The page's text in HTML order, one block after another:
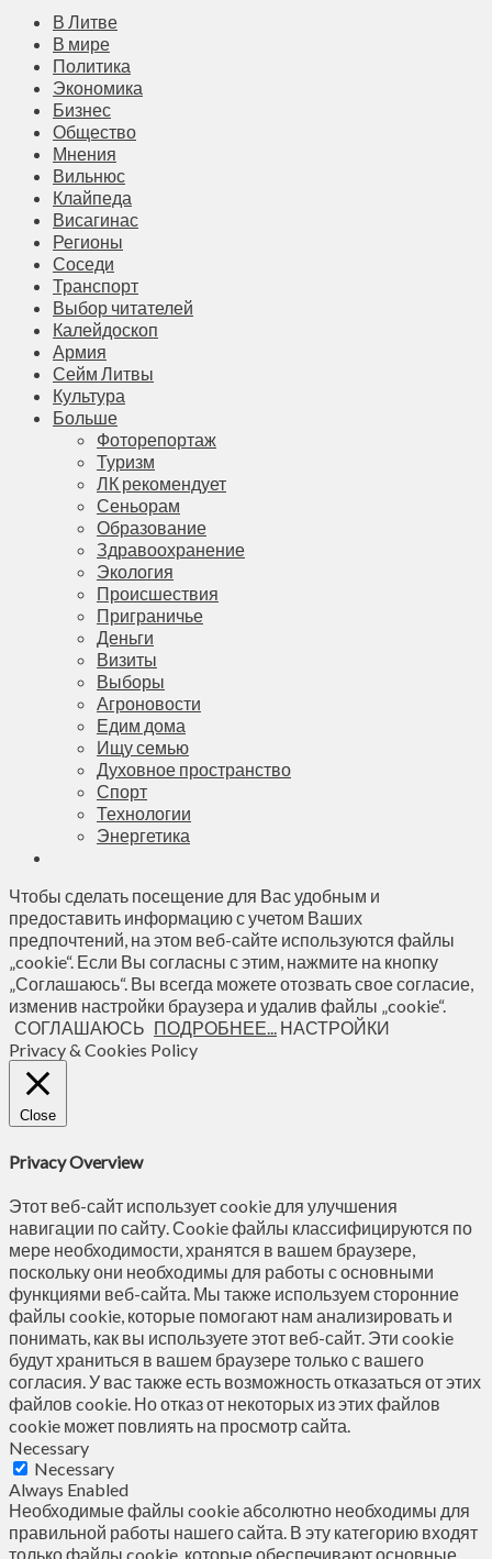
В Литве
В мире
Политика
Экономика
Бизнес
Общество
Мнения
Вильнюс
Клайпеда
Висагинас
Регионы
Соседи
Транспорт
Выбор читателей
Калейдоскоп
Армия
Сейм Литвы
Культура
Больше
Фоторепортаж
Туризм
ЛК рекомендует
Сеньорам
Образование
Здравоохранение
Экология
Происшествия
Приграничье
Деньги
Визиты
Выборы
Агроновости
Едим дома
Ищу семью
Духовное пространство
Спорт
Технологии
Энергетика
Чтобы сделать посещение для Вас удобным и
предоставить информацию с учетом Ваших
предпочтений, на этом веб-сайте используются файлы
„cookie“. Если Вы согласны с этим, нажмите на кнопку
„Соглашаюсь“. Вы всегда можете отозвать свое согласие,
изменив настройки браузера и удалив файлы „cookie“.
СОГЛАШАЮСЬ ПОДРОБНЕЕ... НАСТРОЙКИ
Privacy & Cookies Policy
Close
Privacy Overview
Этот веб-сайт использует cookie для улучшения
навигации по сайту. Сookie файлы классифицируются по
мере необходимости, хранятся в вашем браузере,
поскольку они необходимы для работы с основными
функциями веб-сайта. Мы также используем сторонние
файлы cookie, которые помогают нам анализировать и
понимать, как вы используете этот веб-сайт. Эти cookie
будут храниться в вашем браузере только с вашего
согласия. У вас также есть возможность отказаться от этих
файлов cookie. Но отказ от некоторых из этих файлов
cookie может повлиять на просмотр сайта.
Necessary
Necessary
Always Enabled
Необходимые файлы cookie абсолютно необходимы для
правильной работы нашего сайта. В эту категорию входят
только файлы cookie, которые обеспечивают основные